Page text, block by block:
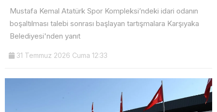
Mustafa Kemal Atatürk Spor Kompleksi’ndeki idari odanın
boşaltılması talebi sonrası başlayan tartışmalara Karşıyaka
Belediyesi'nden yanıt
31 Temmuz 2026 Cuma 12:33